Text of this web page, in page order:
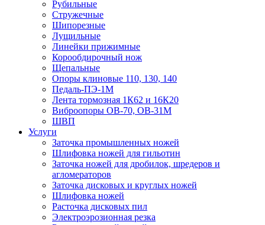
Рубильные
Стружечные
Шипорезные
Лущильные
Линейки прижимные
Корообдирочный нож
Щепальные
Опоры клиновые 110, 130, 140
Педаль-ПЭ-1М
Лента тормозная 1К62 и 16К20
Виброопоры OB-70, OB-31M
ШВП
Услуги
Заточка промышленных ножей
Шлифовка ножей для гильотин
Заточка ножей для дробилок, шредеров и
агломераторов
Заточка дисковых и круглых ножей
Шлифовка ножей
Расточка дисковых пил
Электроэрозионная резка